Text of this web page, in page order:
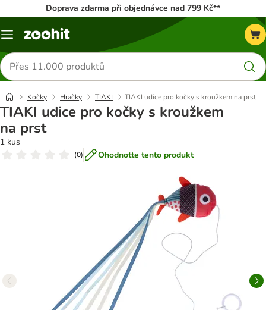
Doprava zdarma při objednávce nad 799 Kč**
Menu
Hledat
produkty
Kočky Hračky TIAKI TIAKI udice pro kočky s kroužkem na prst
TIAKI udice pro kočky s kroužkem
na prst
1 kus
(0) Ohodnoťte tento produkt